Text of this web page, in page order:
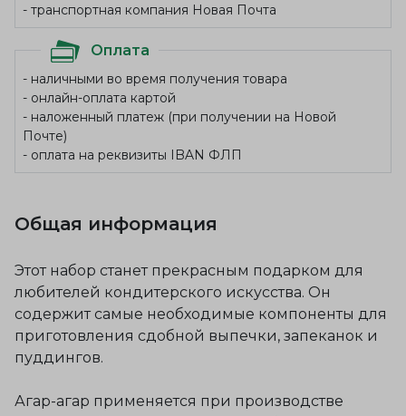
- транспортная компания Новая Почта
Оплата
- наличными во время получения товара
- онлайн-оплата картой
- наложенный платеж (при получении на Новой
Почте)
- оплата на реквизиты IBAN ФЛП
Общая информация
Этот набор станет прекрасным подарком для
любителей кондитерского искусства. Он
содержит самые необходимые компоненты для
приготовления сдобной выпечки, запеканок и
пуддингов.
Агар-агар применяется при производстве